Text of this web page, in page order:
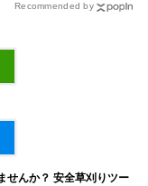
Recommended by
せんか？ 安全草刈りツー